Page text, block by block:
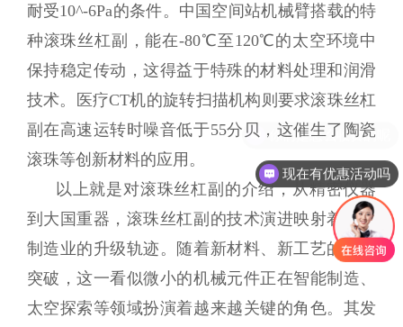
耐受10^-6Pa的条件。中国空间站机械臂搭载的特
种滚珠丝杠副，能在-80℃至120℃的太空环境中
保持稳定传动，这得益于特殊的材料处理和润滑
技术。医疗CT机的旋转扫描机构则要求滚珠丝杠
副在高速运转时噪音低于55分贝，这催生了陶瓷
滚珠等创新材料的应用。
以上就是对滚珠丝杠副的介绍，从精密仪器
到大国重器，滚珠丝杠副的技术演进映射着中国
制造业的升级轨迹。随着新材料、新工艺的不断
突破，这一看似微小的机械元件正在智能制造、
太空探索等领域扮演着越来越关键的角色。其发
现在有优惠活动吗